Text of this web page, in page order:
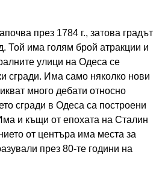
през 1784 г., затова градът
Той има голям брой атракции и
улици на Одеса се
сгради. Има само няколко нови
много дебати относно
сгради в Одеса са построени
и къщи от епохата на Сталин
от центъра има места за
през 80-те години на